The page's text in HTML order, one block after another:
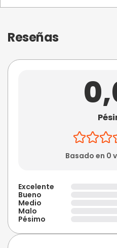
Reseñas
Basado en 0
Excelente
Bueno
Medio
Malo
Pésimo